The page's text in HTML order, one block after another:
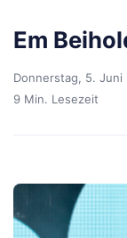
Em
Donnerstag, 5. Juni
9 Min. Lesezeit